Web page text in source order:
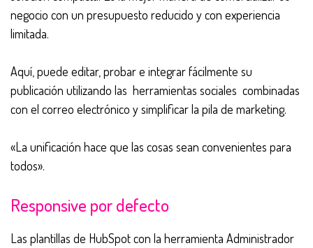
negocio con un presupuesto reducido y con experiencia
limitada.
Aquí, puede editar, probar e integrar fácilmente su
publicación utilizando las herramientas sociales combinadas
con el correo electrónico y simplificar la pila de marketing.
«La unificación hace que las cosas sean convenientes para
todos».
Responsive por defecto
Las plantillas de HubSpot con la herramienta Administrador